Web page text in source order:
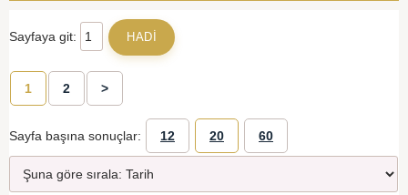
Sayfaya git:
1 2 >
Sayfa başına sonuçlar: 12 20 60